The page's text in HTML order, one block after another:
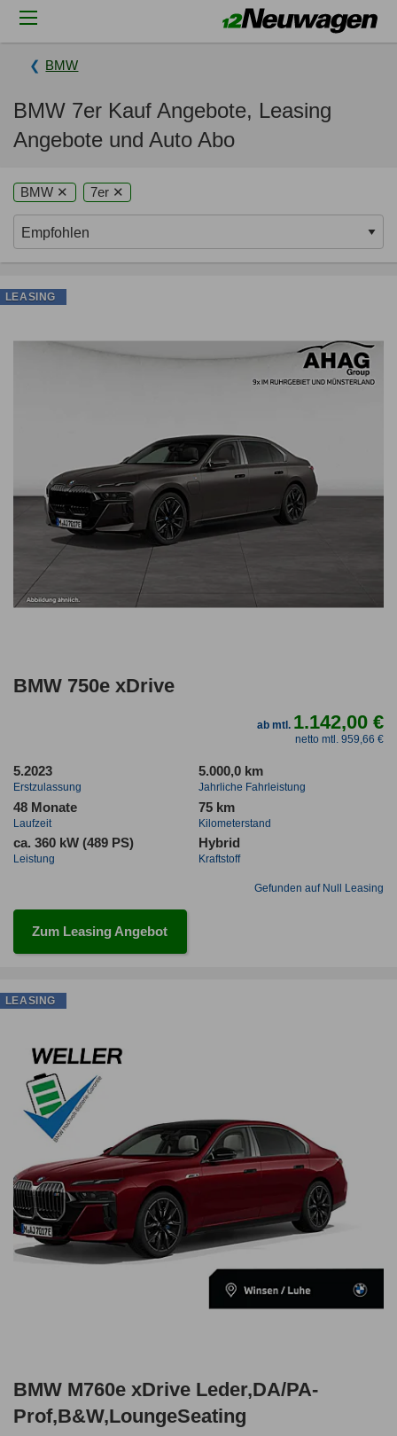
BMW
BMW 7er Kauf Angebote, Leasing
Angebote und Auto Abo
BMW ✕ 7er ✕
BMW 750e xDrive
ab mtl. 1.142,00 €
netto mtl. 959,66 €
5.2023
Erstzulassung
5.000,0 km
Jahrliche Fahrleistung
48 Monate
Laufzeit
75 km
Kilometerstand
ca. 360 kW (489 PS)
Leistung
Hybrid
Kraftstoff
Gefunden auf Null Leasing
Zum Leasing Angebot
LEASING
BMW M760e xDrive Leder,DA/PA-
Prof,B&W,LoungeSeating
LEASING